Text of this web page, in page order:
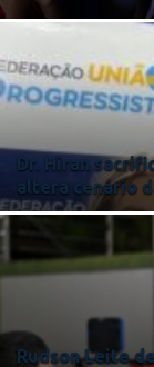
Dr. Hiran
altera cenário
Rudson Leite